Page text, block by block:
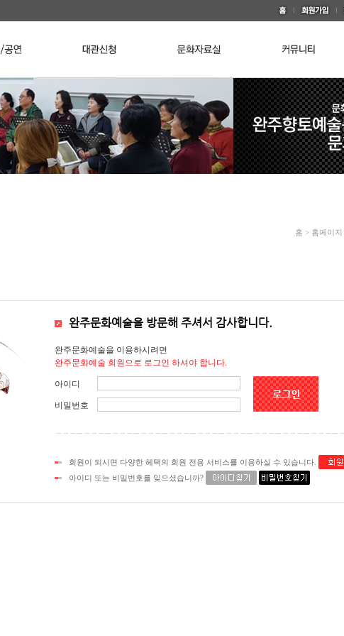
홈 > 홈페이
완주문화예술을 방문해 주셔서 감사합니다.
완주문화예술을 이용하시려면
완주문화예술 회원으로 로그인 하셔야 합니다.
아이디
비밀번호
회원이 되시면 다양한 헤택의 회원 전용 서비스를 이용하실 수 있습니다.
아이디 또는 비밀번호를 잊으셨습니까?